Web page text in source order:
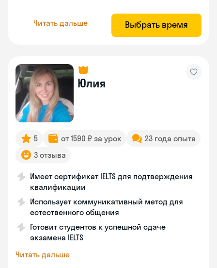
Читать дальше Выбрать время
Юлия
5 от 1590 ₽ за урок
23 года опыта
3 отзыва
Имеет сертификат IELTS для подтверждения
квалификации
Использует коммуникативный метод для
естественного общения
Готовит студентов к успешной сдаче
экзамена IELTS
Читать дальше